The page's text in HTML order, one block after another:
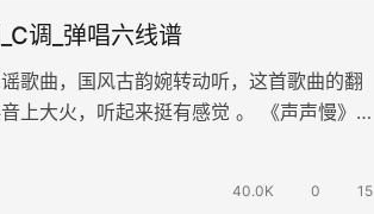
调_弹唱六线谱
歌曲，国风古韵婉转动听，这首歌曲的翻
上大火，听起来挺有感觉 。 《声声慢》
40.0K 0 15